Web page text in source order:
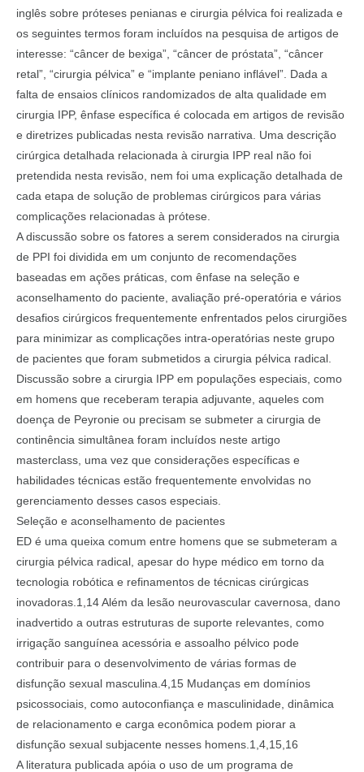
inglês sobre próteses penianas e cirurgia pélvica foi realizada e
os seguintes termos foram incluídos na pesquisa de artigos de
interesse: “câncer de bexiga”, “câncer de próstata”, “câncer
retal”, “cirurgia pélvica” e “implante peniano inflável”. Dada a
falta de ensaios clínicos randomizados de alta qualidade em
cirurgia IPP, ênfase específica é colocada em artigos de revisão
e diretrizes publicadas nesta revisão narrativa. Uma descrição
cirúrgica detalhada relacionada à cirurgia IPP real não foi
pretendida nesta revisão, nem foi uma explicação detalhada de
cada etapa de solução de problemas cirúrgicos para várias
complicações relacionadas à prótese.
A discussão sobre os fatores a serem considerados na cirurgia
de PPI foi dividida em um conjunto de recomendações
baseadas em ações práticas, com ênfase na seleção e
aconselhamento do paciente, avaliação pré-operatória e vários
desafios cirúrgicos frequentemente enfrentados pelos cirurgiões
para minimizar as complicações intra-operatórias neste grupo
de pacientes que foram submetidos a cirurgia pélvica radical.
Discussão sobre a cirurgia IPP em populações especiais, como
em homens que receberam terapia adjuvante, aqueles com
doença de Peyronie ou precisam se submeter a cirurgia de
continência simultânea foram incluídos neste artigo
masterclass, uma vez que considerações específicas e
habilidades técnicas estão frequentemente envolvidas no
gerenciamento desses casos especiais.
Seleção e aconselhamento de pacientes
ED é uma queixa comum entre homens que se submeteram a
cirurgia pélvica radical, apesar do hype médico em torno da
tecnologia robótica e refinamentos de técnicas cirúrgicas
inovadoras.1,14 Além da lesão neurovascular cavernosa, dano
inadvertido a outras estruturas de suporte relevantes, como
irrigação sanguínea acessória e assoalho pélvico pode
contribuir para o desenvolvimento de várias formas de
disfunção sexual masculina.4,15 Mudanças em domínios
psicossociais, como autoconfiança e masculinidade, dinâmica
de relacionamento e carga econômica podem piorar a
disfunção sexual subjacente nesses homens.1,4,15,16
A literatura publicada apóia o uso de um programa de